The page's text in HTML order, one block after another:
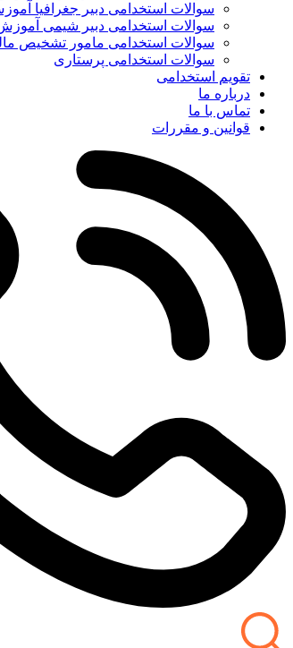
سوالات استخدامی دبیر جغرافیا
سوالات استخدامی دبیر شیمی
سوالات استخدامی مامور تشخیص
سوالات استخدامی پرستاری
تقویم استخدامی
درباره ما
تماس با ما
قوانین و مقررات